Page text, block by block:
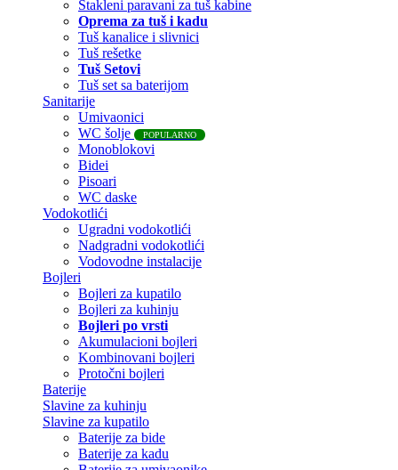
Stakleni paravani za tuš kabine
Oprema za tuš i kadu
Tuš kanalice i slivnici
Tuš rešetke
Tuš Setovi
Tuš set sa baterijom
Sanitarije
Umivaonici
WC šolje
POPULARNO
Monoblokovi
Bidei
Pisoari
WC daske
Vodokotlići
Ugradni vodokotlići
Nadgradni vodokotlići
Vodovodne instalacije
Bojleri
Bojleri za kupatilo
Bojleri za kuhinju
Bojleri po vrsti
Akumulacioni bojleri
Kombinovani bojleri
Protočni bojleri
Baterije
Slavine za kuhinju
Slavine za kupatilo
Baterije za bide
Baterije za kadu